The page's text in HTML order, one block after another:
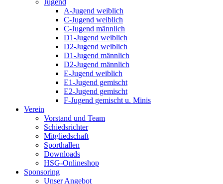
Jugend
A-Jugend weiblich
C-Jugend weiblich
C-Jugend männlich
D1-Jugend weiblich
D2-Jugend weiblich
D1-Jugend männlich
D2-Jugend männlich
E-Jugend weiblich
E1-Jugend gemischt
E2-Jugend gemischt
F-Jugend gemischt u. Minis
Verein
Vorstand und Team
Schiedsrichter
Mitgliedschaft
Sporthallen
Downloads
HSG-Onlineshop
Sponsoring
Unser Angebot